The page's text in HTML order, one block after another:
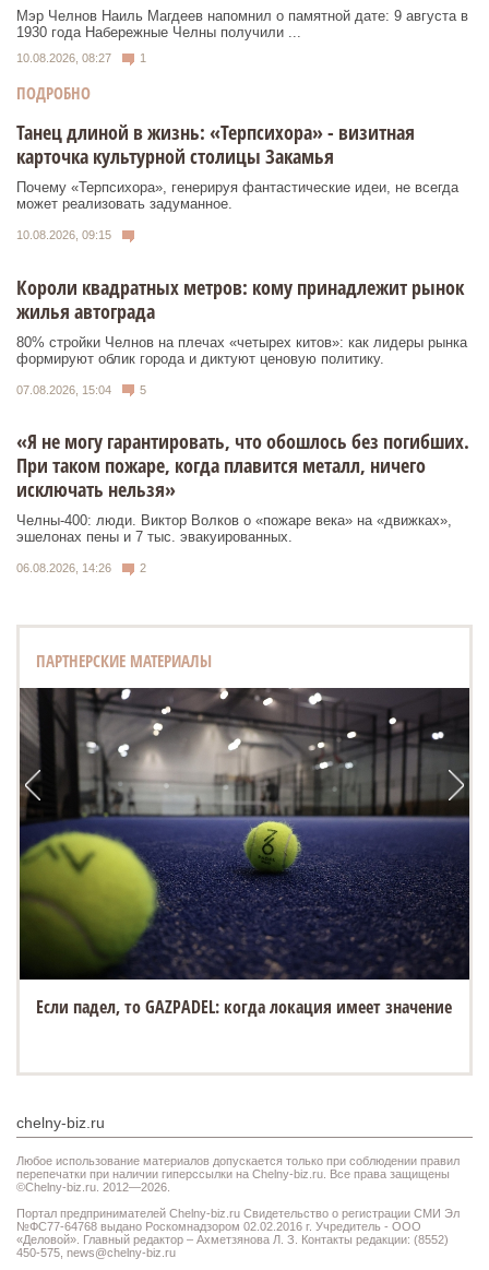
Мэр Челнов Наиль Магдеев напомнил о памятной дате: 9 августа в
1930 года Набережные Челны получили ...
10.08.2026, 08:27 1
ПОДРОБНО
Танец длиной в жизнь: «Терпсихора» - визитная
карточка культурной столицы Закамья
Почему «Терпсихора», генерируя фантастические идеи, не всегда
может реализовать задуманное.
10.08.2026, 09:15
Короли квадратных метров: кому принадлежит рынок
жилья автограда
80% стройки Челнов на плечах «четырех китов»: как лидеры рынка
формируют облик города и диктуют ценовую политику.
07.08.2026, 15:04 5
«Я не могу гарантировать, что обошлось без погибших.
При таком пожаре, когда плавится металл, ничего
исключать нельзя»
Челны-400: люди. Виктор Волков о «пожаре века» на «движках»,
эшелонах пены и 7 тыс. эвакуированных.
06.08.2026, 14:26 2
ПАРТНЕРСКИЕ МАТЕРИАЛЫ
Если падел, то GAZPADEL: когда локация имеет значение
chelny-biz.ru
Любое использование материалов допускается только при соблюдении правил
перепечатки при наличии гиперссылки на Chelny-biz.ru. Все права защищены
©Chelny-biz.ru. 2012—2026.
Портал предпринимателей Chelny-biz.ru Свидетельство о регистрации СМИ Эл
№ФС77-64768 выдано Роскомнадзором 02.02.2016 г. Учредитель - ООО
«Деловой». Главный редактор – Ахметзянова Л. З. Контакты редакции: (8552)
450-575, news@chelny-biz.ru